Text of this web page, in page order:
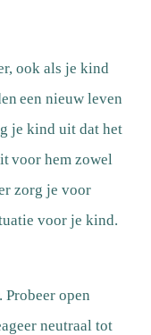
ook als je kind
een nieuw leven
je kind uit dat het
voor hem zowel
zorg je voor
voor je kind.
Probeer open
neutraal tot